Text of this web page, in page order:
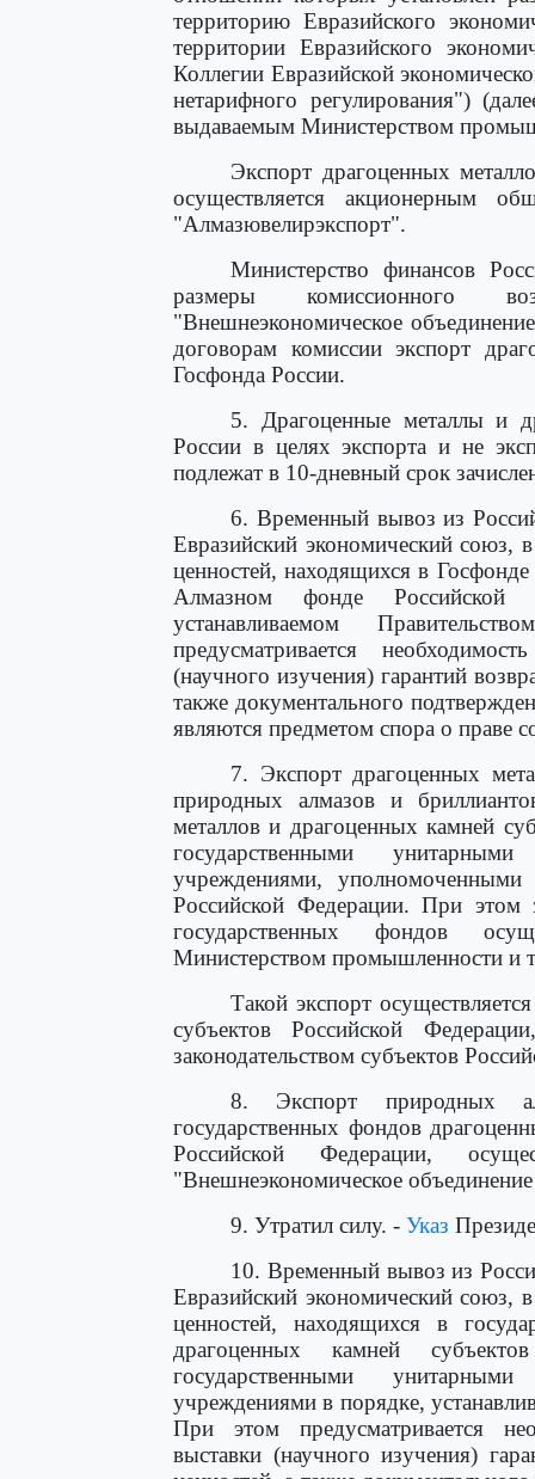
территорию Евразийского
территории Евразийского
Коллегии Евразийской
нетарифного регулирования")
выдаваемым Министерством
Экспорт драгоценных
осуществляется акционерным
"Алмазювелирэкспорт".
Министерство финансов
размеры комиссионного
"Внешнеэкономическое
договорам комиссии экспорт
Госфонда России.
5. Драгоценные металлы и
России в целях экспорта и не
подлежат в 10-дневный срок
6. Временный вывоз из
Евразийский экономический союз,
ценностей, находящихся в
Алмазном фонде Российской
устанавливаемом
предусматривается
(научного изучения) гарантий
также документального
являются предметом спора о праве
7. Экспорт драгоценных
природных алмазов и
металлов и драгоценных камней
государственными
учреждениями, уполномоченными
Российской Федерации. При этом
государственных фондов
Министерством промышленности и
Такой экспорт
субъектов Российской
законодательством субъектов
8. Экспорт природных
государственных фондов
Российской Федерации,
"Внешнеэкономическое
9. Утратил силу. - Указ
10. Временный вывоз из
Евразийский экономический союз,
ценностей, находящихся в
драгоценных камней
государственными
учреждениями в порядке,
При этом предусматривается
выставки (научного изучения)